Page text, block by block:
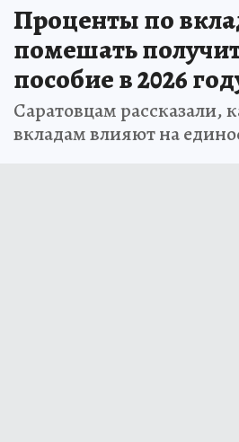
Проценты по
помешать
пособие в 2026
Саратовцам рассказали,
вкладам влияют на